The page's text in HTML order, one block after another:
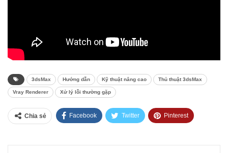
3dsMax Hướng dẫn Kỹ thuật nâng cao Thủ thuật 3dsMax
Vray Renderer Xử lý lỗi thường gặp
Chia sẻ Facebook Twitter Pinterest